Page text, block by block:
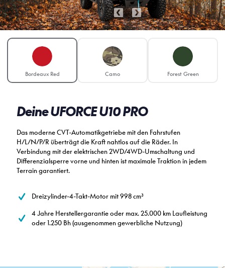
Bordeaux Red Camo Forest Green
Deine UFORCE U10 PRO
Das moderne CVT-Automatikgetriebe mit den Fahrstufen
H/L/N/P/R überträgt die Kraft nahtlos auf die Räder. In
Verbindung mit der elektrischen 2WD/4WD-Umschaltung und
Differenzialsperre vorne und hinten ist maximale Traktion in jedem
Terrain garantiert.
Dreizylinder-4-Takt-Motor mit 998 cm³
4 Jahre Herstellergarantie oder max. 25.000 km Laufleistung
oder 1.250 Bh (ausgenommen gewerbliche Nutzung)